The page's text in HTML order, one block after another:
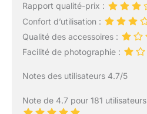
Rapport qualité-prix :
Confort d’utilisation :
Qualité des accessoires :
Facilité de photographie :
Notes des utilisateurs 4.7/5
Note de 4.7 pour 181 utilisateurs